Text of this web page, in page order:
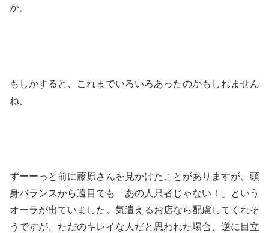
か。
もしかすると、これまでいろいろあったのかもしれません
ね。
ずーーっと前に藤原さんを見かけたことがありますが、頭
身バランスから遠目でも「あの人只者じゃない！」という
オーラが出ていました。気遣えるお店なら配慮してくれそ
うですが、ただのキレイな人だと思われた場合、逆に目立